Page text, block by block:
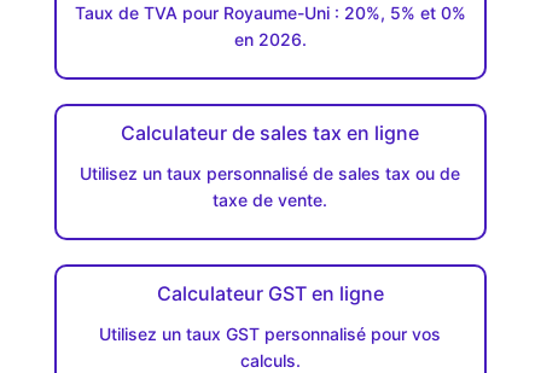
Taux de TVA pour Royaume-Uni : 20%, 5% et 0%
en 2026.
Calculateur de sales tax en ligne
Utilisez un taux personnalisé de sales tax ou de
taxe de vente.
Calculateur GST en ligne
Utilisez un taux GST personnalisé pour vos
calculs.